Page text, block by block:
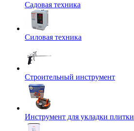
Садовая техника
Силовая техника
Строительный инструмент
Инструмент для укладки плитки